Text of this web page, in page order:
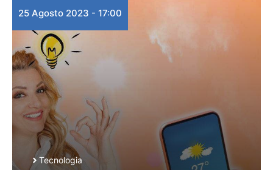
25 Agosto 2023 - 17:00
Tecnologia